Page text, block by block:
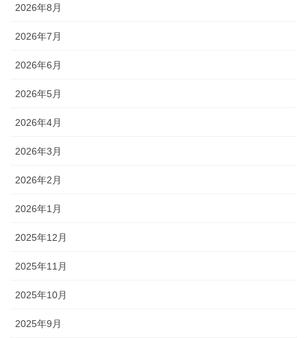
2026年8月
2026年7月
2026年6月
2026年5月
2026年4月
2026年3月
2026年2月
2026年1月
2025年12月
2025年11月
2025年10月
2025年9月